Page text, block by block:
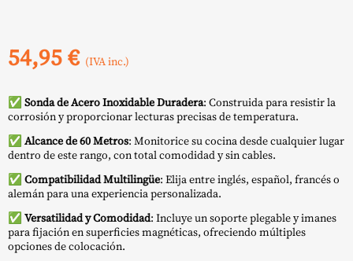
54,95€ (IVA inc.)
✅ Sonda de Acero Inoxidable Duradera: Construida para resistir la
corrosión y proporcionar lecturas precisas de temperatura.
✅ Alcance de 60 Metros: Monitorice su cocina desde cualquier lugar
dentro de este rango, con total comodidad y sin cables.
✅ Compatibilidad Multilingüe: Elija entre inglés, español, francés o
alemán para una experiencia personalizada.
✅ Versatilidad y Comodidad: Incluye un soporte plegable y imanes
para fijación en superficies magnéticas, ofreciendo múltiples
opciones de colocación.